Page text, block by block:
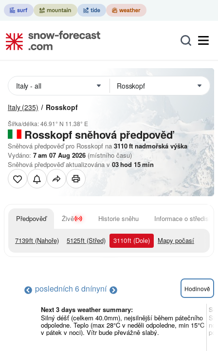
Italy (235) Rosskopf
Šířka/délka:46.91° N 11.38° E
Rosskopfsněhová předpověď
Sněhová předpověď pro Rosskopf na 3110ft nadmořská výška
Vydáno: 7 am 07 Aug 2026 (místního času)
Sněhová předpověď aktualizována v 03hod 15min
Předpověď Živě Historie sněhu Informace o středisku
7139ft (Nahoře) 5125ft (Střed) 3110ft (Dole) Mapy počasí
posledních 6 dnínyní Hodinově
Next 3 days weather summary:
Silný déšť (celkem 40.0mm), nejsilnější během pátečního
odpoledne. Teplo (max 28°C v neděli odpoledne, min 15°C
v pátek v noci). Vítr bude převážně slabý.